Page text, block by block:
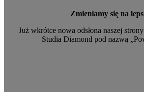
Zmieniamy się na
Już wkrótce nowa odsłona naszej
Studia Diamond pod nazwą